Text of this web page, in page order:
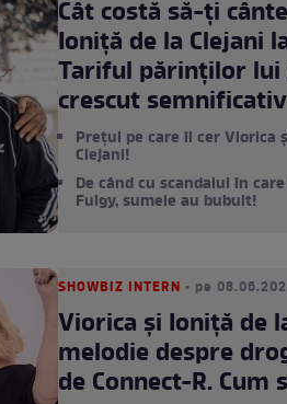
Cât costă să-ți
Ioniță de la Clejani
Tariful părinților lui
crescut semnificativ
Prețul pe care îl cer Viorica
Clejani!
De când cu scandalul în
Fulgy, sumele au bubuit!
SHOWBIZ INTERN • pe
Viorica și Ioniță de
melodie despre
de Connect-R. Cum